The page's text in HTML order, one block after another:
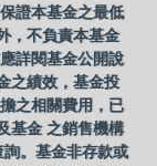
證本基金之最低
，不負責本基金
詳閱基金公開說
之績效，基金投
之相關費用，已
基金 之銷售機構
。基金非存款或